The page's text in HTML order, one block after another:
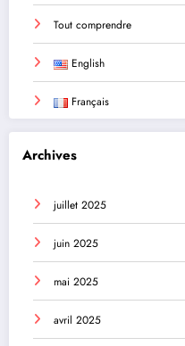
Tout comprendre
English
Français
Archives
juillet 2025
juin 2025
mai 2025
avril 2025